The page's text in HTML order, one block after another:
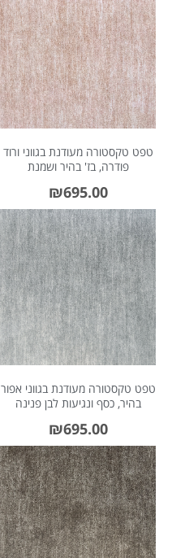
About Envato
Careers
Privacy Policy
Sitemap
Community
Blog
Forums
Meetups
טפט טקסטורה מעודנת בגווני ורוד
פודרה, בז' בהיר ושמנת
₪695.00
טפט טקסטורה מעודנת בגווני אפור
בהיר, כסף ונגיעות לבן פנינה
₪695.00